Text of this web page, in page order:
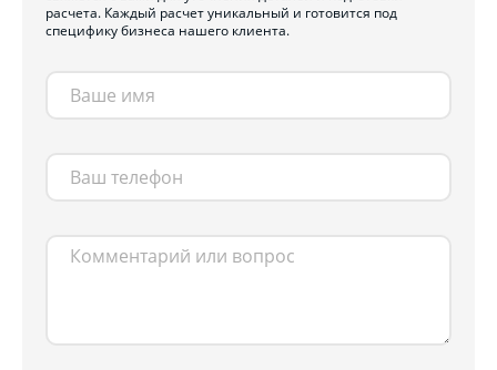
расчета. Каждый расчет уникальный и готовится под
специфику бизнеса нашего клиента.